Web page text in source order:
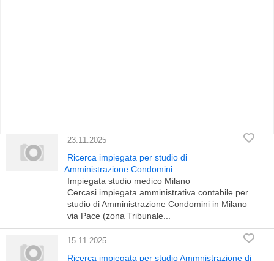
23.11.2025
Ricerca impiegata per studio di
Amministrazione Condomini
Impiegata studio medico Milano
Cercasi impiegata amministrativa contabile per
studio di Amministrazione Condomini in Milano
via Pace (zona Tribunale...
15.11.2025
Ricerca impiegata per studio Ammnistrazione di